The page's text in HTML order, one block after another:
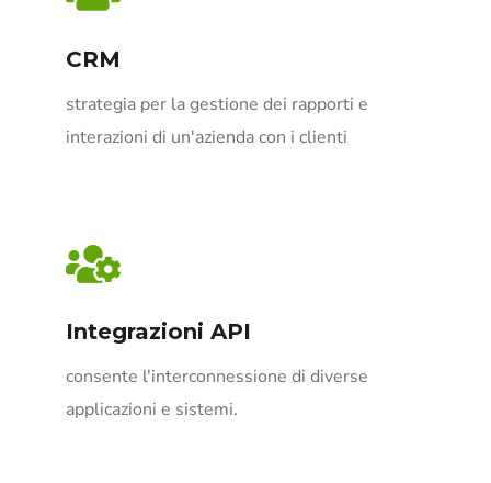
CRM
strategia per la gestione dei rapporti e
interazioni di un'azienda con i clienti
Integrazioni API
consente l'interconnessione di diverse
applicazioni e sistemi.